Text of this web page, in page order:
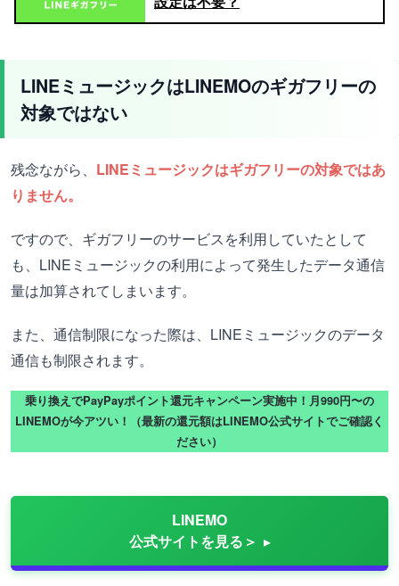
LINEミュージックはLINEMOのギガフリーの
対象ではない
残念ながら、 LINEミュージックはギガフリーの対象ではあ
りません。
ですので、ギガフリーのサービスを利用していたとして
も、LINEミュージックの利用によって発生したデータ通信
量は加算されてしまいます。
また、通信制限になった際は、LINEミュージックのデータ
通信も制限されます。
乗り換えでPayPayポイント還元キャンペーン実施中！月990円〜の
LINEMOが今アツい！（最新の還元額はLINEMO公式サイトでご確認く
ださい）
LINEMO
公式サイトを見る＞